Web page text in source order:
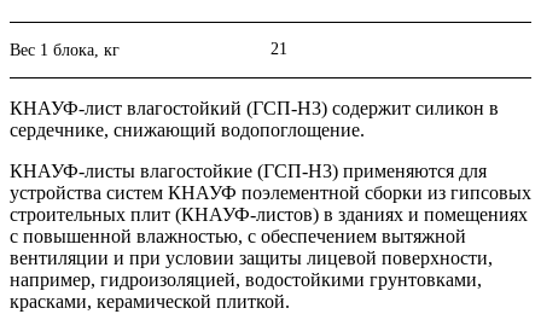
Вес 1 блока, кг 21
КНАУФ-лист влагостойкий (ГСП-Н3) содержит силикон в
сердечнике, снижающий водопоглощение.
КНАУФ-листы влагостойкие (ГСП-Н3) применяются для
устройства систем КНАУФ поэлементной сборки из гипсовых
строительных плит (КНАУФ-листов) в зданиях и помещениях
с повышенной влажностью, с обеспечением вытяжной
вентиляции и при условии защиты лицевой поверхности,
например, гидроизоляцией, водостойкими грунтовками,
красками, керамической плиткой.